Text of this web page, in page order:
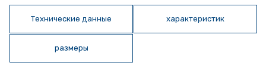
Технические данные характеристик
размеры